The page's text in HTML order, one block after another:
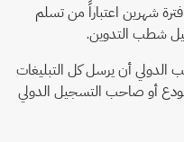
شهرين اعتباراً من تسلم
شطب التدوين.
الدولي أن يرسل كل التبليغات
(5)(ب) إلى المودع أو صاحب التسجيل الدولي